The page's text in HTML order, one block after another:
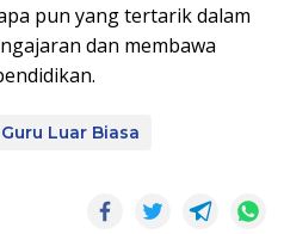
pun yang tertarik dalam
dan membawa
Guru Luar Biasa